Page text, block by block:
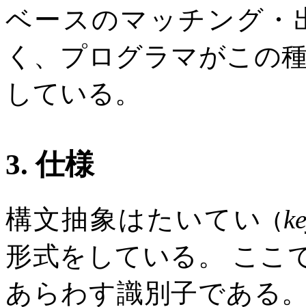
ベースのマッチング・
く、プログラマがこの
している。
3. 仕様
構文抽象はたいてい (
形式をしている。 ここ
あらわす識別子である